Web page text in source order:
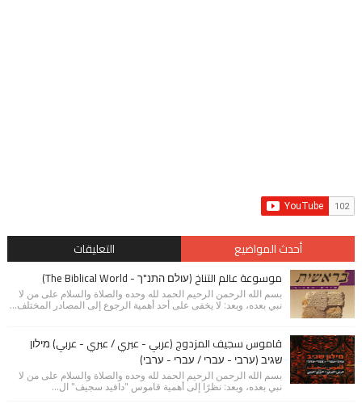
أحدث المواضيع التعليقات
موسوعة عالم التناخ (עולם התנ"ך - The Biblical World)
بسم الله الرحمن الرحيم الحمد لله وحده والصلاة والسلام على من لا
نبي بعده، وبعد: لا يخفى على أحد أهمية الرجوع إلى المصادر المختلف...
قاموس سجيف المزدوج (عربي - عبري / عبري - عربي) מילון
שגיב (ערבי - עברי / עברי - ערבי)
بسم الله الرحمن الرحيم الحمد لله وحده والصلاة والسلام على من لا
نبي بعده، وبعد: نظرًا إلى أهمية قاموس "دافيد سجيف" ال...